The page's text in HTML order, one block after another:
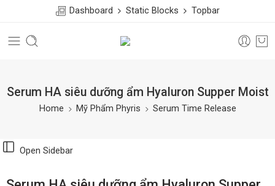
Dashboard Static Blocks Topbar
Serum HA siêu dưỡng ẩm Hyaluron Supper Moist
Home Mỹ Phẩm Phyris Serum Time Release
Open Sidebar